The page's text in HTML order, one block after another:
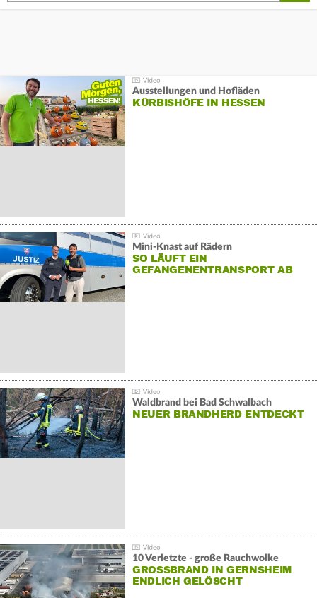
Ausstellungen und Hofläden
KÜRBISHÖFE IN HESSEN
Mini-Knast auf Rädern
SO LÄUFT EIN
GEFANGENENTRANSPORT AB
Waldbrand bei Bad Schwalbach
NEUER BRANDHERD ENTDECKT
10 Verletzte - große Rauchwolke
GROSSBRAND IN GERNSHEIM E
NDLICH GELÖSCHT